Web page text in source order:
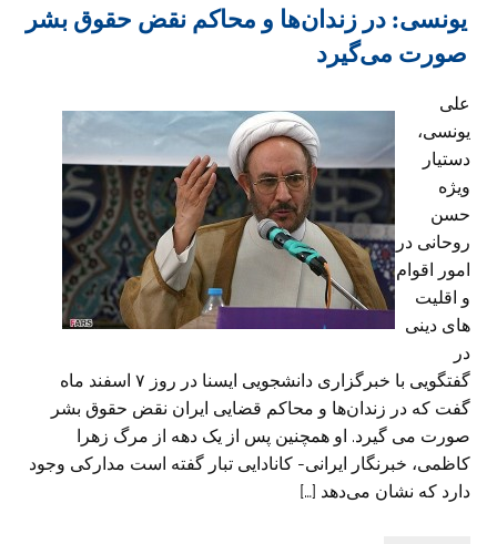
یونسی: در زندان‌ها و محاکم نقض حقوق بشر
صورت می‌گیرد
علی
یونسی،
دستیار
ویژه
حسن
روحانی در
امور اقوام
و اقلیت
های دینی
در
گفتگویی با خبرگزاری دانشجویی ایسنا در روز ۷ اسفند ماه
گفت که در زندان‌ها و محاکم قضایی ایران نقض حقوق بشر
صورت می گیرد. او همچنین پس از یک دهه از مرگ زهرا
کاظمی، خبرنگار ایرانی- کانادایی تبار گفته است مدارکی وجود
دارد که نشان می‌دهد […]